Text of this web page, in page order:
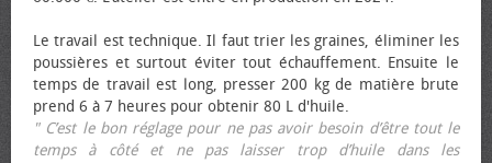
Le travail est technique. Il faut trier les graines, éliminer les
poussières et surtout éviter tout échauffement. Ensuite le
temps de travail est long, presser 200 kg de matière brute
prend 6 à 7 heures pour obtenir 80 L d'huile.
" C’est le bon réglage pour ne pas avoir besoin d’être tout le
temps à côté et ne pas laisser trop d’huile dans les